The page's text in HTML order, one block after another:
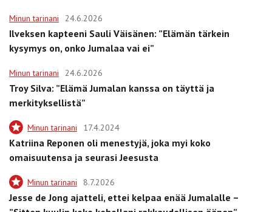
Minun tarinani 24.6.2026
Ilveksen kapteeni Sauli Väisänen: ”Elämän tärkein
kysymys on, onko Jumalaa vai ei”
Minun tarinani 24.6.2026
Troy Silva: ”Elämä Jumalan kanssa on täyttä ja
merkityksellistä”
Minun tarinani 17.4.2024
Katriina Reponen oli menestyjä, joka myi koko
omaisuutensa ja seurasi Jeesusta
Minun tarinani 8.7.2026
Jesse de Jong ajatteli, ettei kelpaa enää Jumalalle –